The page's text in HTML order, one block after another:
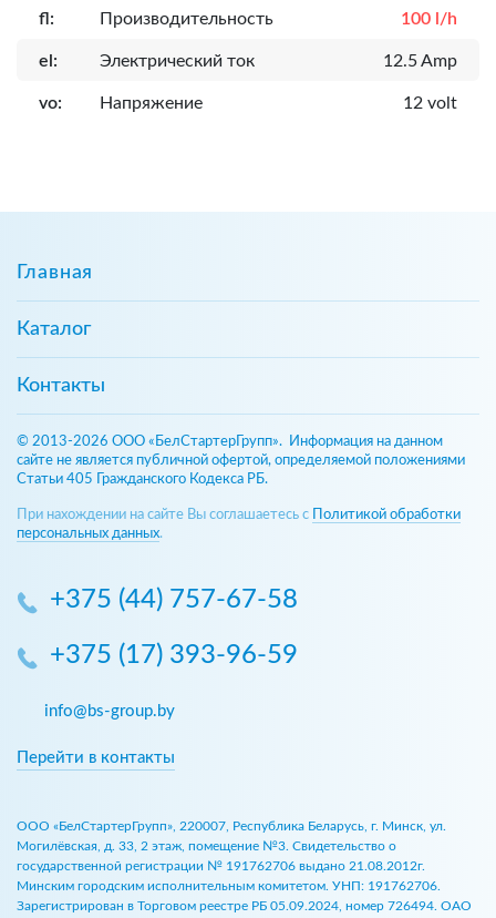
fl: Производительность 100 l/h
el: Электрический ток 12.5 Amp
vo: Напряжение 12 volt
Главная
Каталог
Контакты
© 2013-2026 ООО «БелСтартерГрупп». Информация на данном
сайте не является публичной офертой, определяемой положениями
Статьи 405 Гражданского Кодекса РБ.
При нахождении на сайте Вы соглашаетесь с
Политикой обработки
персональных данных.
+375 (44) 757-67-58
+375 (17) 393-96-59
info@bs-group.by
Перейти в контакты
ООО «БелСтартерГрупп», 220007, Республика Беларусь, г. Минск, ул.
Могилёвская, д. 33, 2 этаж, помещение №3. Свидетельство о
государственной регистрации № 191762706 выдано 21.08.2012г.
Минским городским исполнительным комитетом. УНП: 191762706.
Зарегистрирован в Торговом реестре РБ 05.09.2024, номер 726494. ОАО